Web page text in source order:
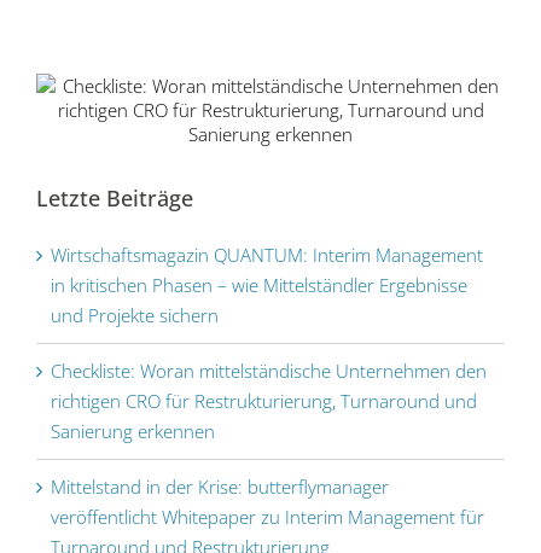
Unternehmen den richtigen CRO für
Sanierung erkennen
Letzte Beiträge
Wirtschaftsmagazin QUANTUM: Interim Management
in kritischen Phasen – wie Mittelständler Ergebnisse
und Projekte sichern
Checkliste: Woran mittelständische Unternehmen den
richtigen CRO für Restrukturierung, Turnaround und
Sanierung erkennen
Mittelstand in der Krise: butterflymanager
veröffentlicht Whitepaper zu Interim Management für
Turnaround und Restrukturierung